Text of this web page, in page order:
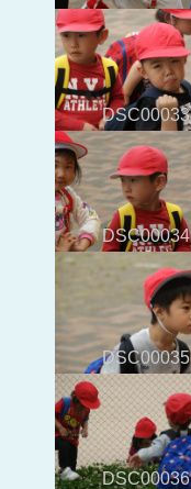
DSC00033
DSC00034
DSC00035
DSC00036